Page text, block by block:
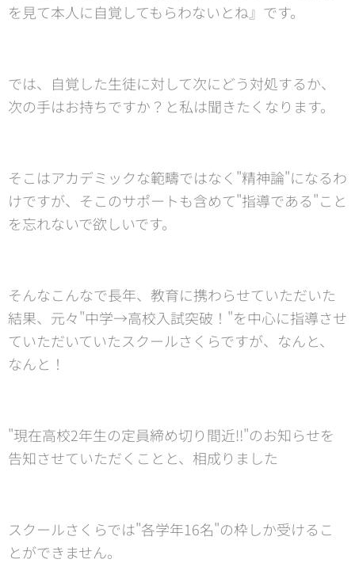
を見て本人に自覚してもらわないとね』です。
では、自覚した生徒に対して次にどう対処するか、
次の手はお持ちですか？と私は聞きたくなります。
そこはアカデミックな範疇ではなく"精神論"になるわ
けですが、そこのサポートも含めて"指導である"こと
を忘れないで欲しいです。
そんなこんなで長年、教育に携わらせていただいた
結果、元々"中学→高校入試突破！"を中心に指導させ
ていただいていたスクールさくらですが、なんと、
なんと！
"現在高校2年生の定員締め切り間近‼️"のお知らせを
告知させていただくことと、相成りました😊
スクールさくらでは"各学年16名"の枠しか受けるこ
とができません。